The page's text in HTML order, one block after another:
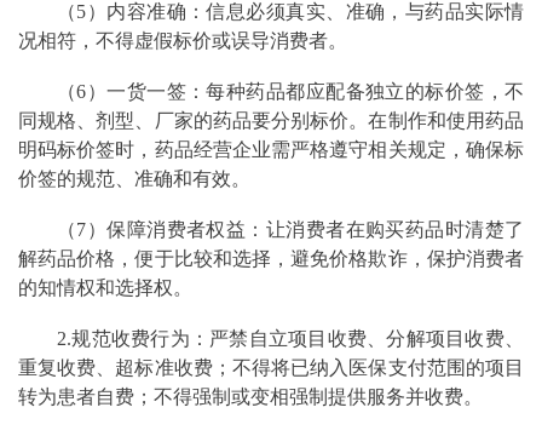
（5）内容准确：信息必须真实、准确，与药品实际情
况相符，不得虚假标价或误导消费者。
（6）一货一签：每种药品都应配备独立的标价签，不
同规格、剂型、厂家的药品要分别标价。在制作和使用药品
明码标价签时，药品经营企业需严格遵守相关规定，确保标
价签的规范、准确和有效。
（7）保障消费者权益：让消费者在购买药品时清楚了
解药品价格，便于比较和选择，避免价格欺诈，保护消费者
的知情权和选择权。
2.规范收费行为：严禁自立项目收费、分解项目收费、
重复收费、超标准收费；不得将已纳入医保支付范围的项目
转为患者自费；不得强制或变相强制提供服务并收费。